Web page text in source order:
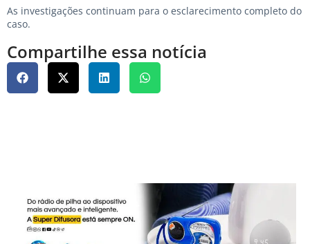
As investigações continuam para o esclarecimento completo do
caso.
Compartilhe essa notícia